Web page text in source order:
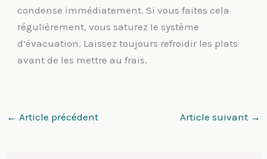
condense immédiatement. Si vous faites cela
régulièrement, vous saturez le système
d’évacuation. Laissez toujours refroidir les plats
avant de les mettre au frais.
← Article précédent Article suivant →